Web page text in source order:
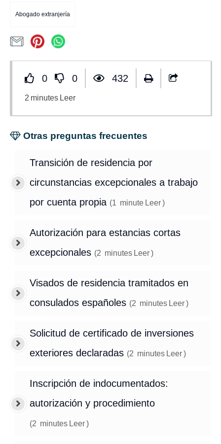
Abogado extranjería
0 0 432
2 minutes Leer
Otras preguntas frecuentes
Transición de residencia por
circunstancias excepcionales a trabajo
por cuenta propia (1 minute Leer)
Autorización para estancias cortas
excepcionales (2 minutes Leer)
Visados de residencia tramitados en
consulados españoles (2 minutes Leer)
Solicitud de certificado de inversiones
exteriores declaradas (2 minutes Leer)
Inscripción de indocumentados:
autorización y procedimiento
(2 minutes Leer)